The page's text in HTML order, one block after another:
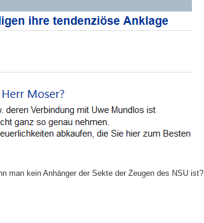
man kein Anhänger der Sekte der Zeugen des NSU ist?